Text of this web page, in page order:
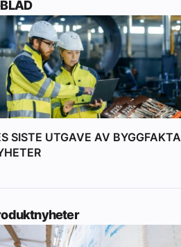
SISTE UTGAVE AV BYGGFAKTA